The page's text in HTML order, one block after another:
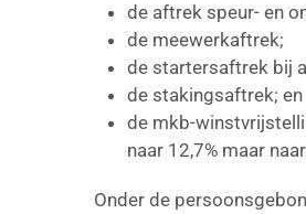
de aftrek speur- en
de meewerkaftrek;
de startersaftrek bij
de stakingsaftrek; en
de mkb-
naar 12,7% maar
Onder de